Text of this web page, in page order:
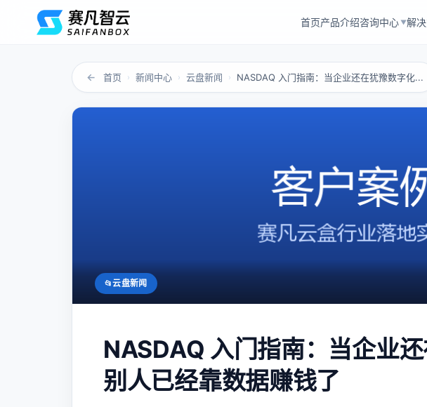
首页产品介绍咨询中心 ▼解
← 首页 › 新闻中心 › 云盘新闻 › NASDAQ 入门指南：当企业还在犹豫数字化...
云盘新闻
NASDAQ 入门指南：当企业还
别人已经靠数据赚钱了